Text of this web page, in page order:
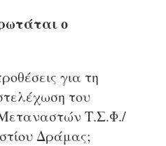
ο
για τη
του
Τ.Σ.Φ./
Δράμας;